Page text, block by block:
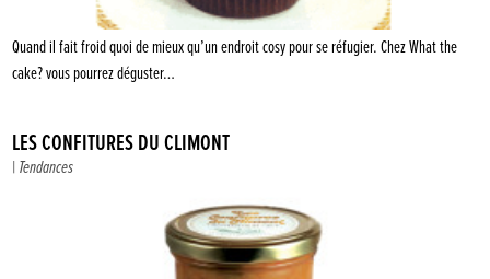
Quand il fait froid quoi de mieux qu’un endroit cosy pour se réfugier. Chez What the
cake? vous pourrez déguster…
LES CONFITURES DU CLIMONT
|Tendances